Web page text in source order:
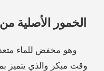
الخمور الأصلية
وهو مخفض للماء
وقت مبكر والذي يتميز